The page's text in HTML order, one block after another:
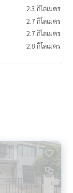
2.3 กิโลเมตร
2.7 กิโลเมตร
2.7 กิโลเมตร
2.8 กิโลเมตร